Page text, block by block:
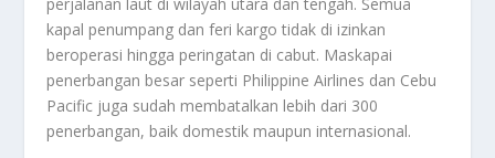
kapal penumpang dan feri kargo tidak di izinkan
beroperasi hingga peringatan di cabut. Maskapai
penerbangan besar seperti Philippine Airlines dan Cebu
Pacific juga sudah membatalkan lebih dari 300
penerbangan, baik domestik maupun internasional.